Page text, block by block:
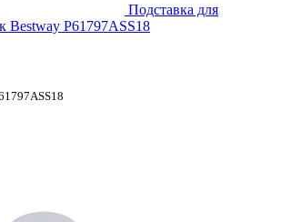
Подставка для
Bestway P61797ASS18